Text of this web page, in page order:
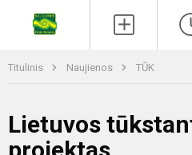
Titulinis Naujienos TŪK
Lietuvos